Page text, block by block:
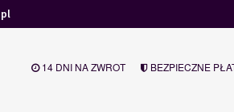
14 DNI NA ZWROT BEZPIECZNE